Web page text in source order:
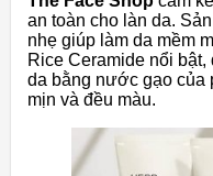
an toàn cho làn da.
nhẹ giúp làm da mềm
Rice Ceramide nổi
da bằng nước gạo của
mịn và đều màu.